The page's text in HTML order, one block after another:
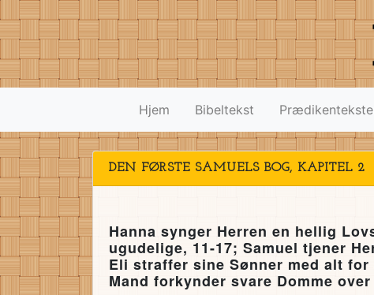
Hjem Bibeltekst
DEN FØRSTE SAMUELS BOG, KAPITEL 2
Hanna synger Herren en hellig
ugudelige, 11-17; Samuel tjener
Eli straffer sine Sønner med alt
Mand forkynder svare Domme